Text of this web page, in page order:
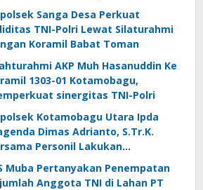
Energi dan Air
Sanga Desa Perkuat
TNI-Polri Lewat Silaturahmi
Koramil Babat Toman
AKP Muh Hasanuddin Ke
1303-01 Kotamobagu,
sinergitas TNI-Polri
Kotamobagu Utara Ipda
Dimas Adrianto, S.Tr.K.
Personil Lakukan
Ke Koramil 1303-02 Passi
Muba Pertanyakan Penempatan
Anggota TNI di Lahan PT